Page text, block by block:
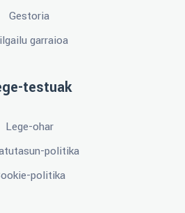
Gestoria
garraioa
testuak
Lege-ohar
politika
politika